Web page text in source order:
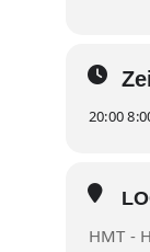
20:00
HMT -